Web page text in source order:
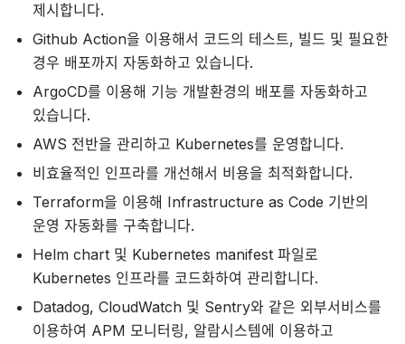
제시합니다.
Github Action을 이용해서 코드의 테스트, 빌드 및 필요한
경우 배포까지 자동화하고 있습니다.
ArgoCD를 이용해 기능 개발환경의 배포를 자동화하고
있습니다.
AWS 전반을 관리하고 Kubernetes를 운영합니다.
비효율적인 인프라를 개선해서 비용을 최적화합니다.
Terraform을 이용해 Infrastructure as Code 기반의
운영 자동화를 구축합니다.
Helm chart 및 Kubernetes manifest 파일로
Kubernetes 인프라를 코드화하여 관리합니다.
Datadog, CloudWatch 및 Sentry와 같은 외부서비스를
이용하여 APM 모니터링, 알람시스템에 이용하고